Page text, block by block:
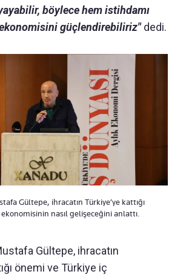
böylece hem istihdamı
güçlendirebiliriz"dedi.
Gültepe, ihracatın Türkiye’ye kattığı
nasıl gelişeceğini anlattı.
Gültepe, ihracatın
önemi ve Türkiye iç